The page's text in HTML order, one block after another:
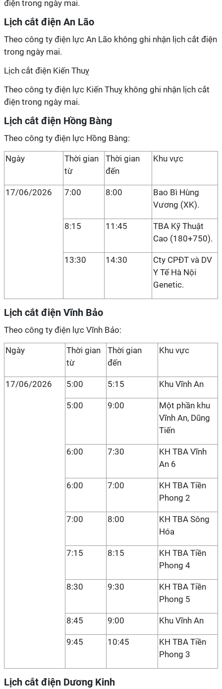
điện trong ngày mai.
Lịch cắt điện An Lão
Theo công ty điện lực An Lão không ghi nhận lịch cắt điện
trong ngày mai.
Lịch cắt điện Kiến Thuỵ
Theo công ty điện lực Kiến Thuỵ không ghi nhận lịch cắt
điện trong ngày mai.
Lịch cắt điện Hồng Bàng
Theo công ty điện lực Hồng Bàng:
Ngày
Thời gian
từ
Thời gian
đến
Khu vực
17/06/2026 7:00 8:00
Bao Bì Hùng
Vương (XK).
8:15 11:45
TBA Kỹ Thuật
Cao (180+750).
13:30 14:30
Cty CPĐT và DV
Y Tế Hà Nội
Genetic.
Lịch cắt điện Vĩnh Bảo
Theo công ty điện lực Vĩnh Bảo:
Ngày
Thời gian
từ
Thời gian
đến
Khu vực
17/06/2026 5:00 5:15 Khu Vĩnh An
5:00 9:00
Một phần khu
Vĩnh An, Dũng
Tiến
6:00 7:30
KH TBA Vĩnh
An 6
6:00 7:00
KH TBA Tiền
Phong 2
7:00 8:00
KH TBA Sông
Hóa
7:15 8:15
KH TBA Tiền
Phong 4
8:30 9:30
KH TBA Tiền
Phong 5
8:45 9:00 Khu Vĩnh An
9:45 10:45
KH TBA Tiền
Phong 3
Lịch cắt điện Dương Kinh